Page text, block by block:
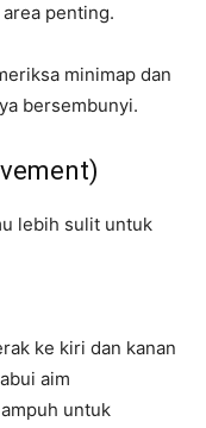
penting.
minimap dan
bersembunyi.
lebih sulit untuk
ke kiri dan kanan
aim
untuk